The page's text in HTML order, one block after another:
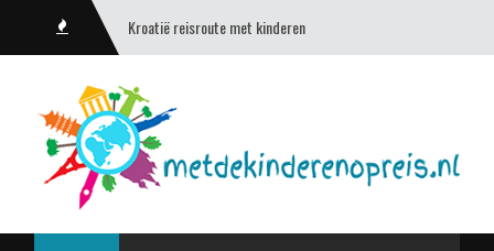
Een bezoek aan Kiev & Tsjernobyl (Oekraïne)